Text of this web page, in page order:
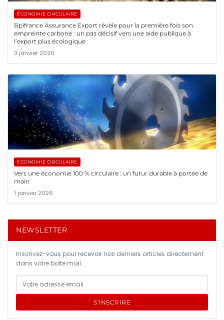
ÉCONOMIE CIRCULAIRE
Bpifrance Assurance Export révèle pour la première fois son
empreinte carbone : un pas décisif vers une aide publique à
l’export plus écologique
3 janvier 2026
ÉCONOMIE CIRCULAIRE
Vers une économie 100 % circulaire : un futur durable à portée de
main
1 janvier 2026
NEWSLETTER
Inscrivez-vous pour recevoir nos derniers articles directement
dans votre boîte mail.
S'INSCRIRE